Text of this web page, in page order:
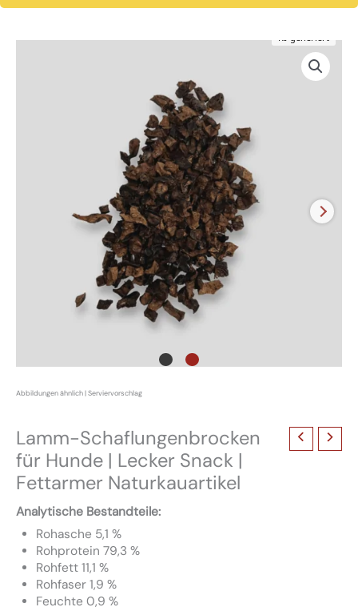
Lamm-Schaflungenbrocken
für Hunde | Lecker Snack |
Fettarmer Naturkauartikel
Analytische Bestandteile:
Rohasche 5,1 %
Rohprotein 79,3 %
Rohfett 11,1 %
Rohfaser 1,9 %
Feuchte 0,9 %